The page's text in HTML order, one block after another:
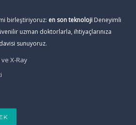
birleştiriyoruz: en son teknoloji Deneyimli
uzman doktorlarla, ihtiyaçlarınıza
sunuyoruz.
X-Ray